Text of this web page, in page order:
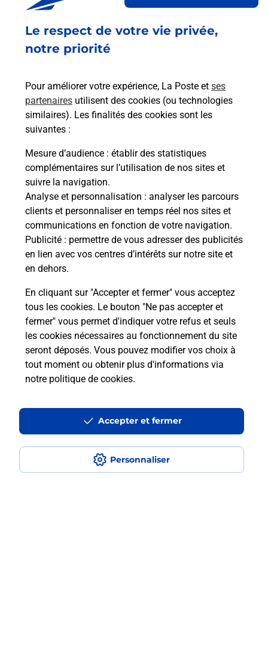
Le respect de votre vie privée,
notre priorité
Pour améliorer votre expérience, La Poste et ses
partenaires utilisent des cookies (ou technologies
similaires). Les finalités des cookies sont les
suivantes :
Mesure d’audience : établir des statistiques
complémentaires sur l’utilisation de nos sites et
suivre la navigation.
Analyse et personnalisation : analyser les parcours
clients et personnaliser en temps réel nos sites et
communications en fonction de votre navigation.
Publicité : permettre de vous adresser des publicités
en lien avec vos centres d’intérêts sur notre site et
en dehors.
En cliquant sur "Accepter et fermer" vous acceptez
tous les cookies. Le bouton "Ne pas accepter et
fermer" vous permet d'indiquer votre refus et seuls
les cookies nécessaires au fonctionnement du site
seront déposés. Vous pouvez modifier vos choix à
tout moment ou obtenir plus d'informations via
notre politique de cookies.
Personnaliser
Accepter et fermer
La Poste
en ligne
Questions fréquemment posées
Quel réseau utilise La Poste Mobile ?
Est-ce que je peux garder mon
numéro de mobile gratuitement ?
Est-ce que je peux bénéficier de la 5G
avec La Poste Mobile ?
Est-ce que je peux utiliser mon forfait
Est-ce que je peux payer mon iPhone
en plusieurs fois avec La Poste Mobile